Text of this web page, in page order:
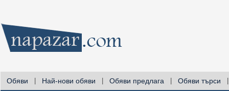
Обяви Най-нови обяви Обяви предлага Обяви търси